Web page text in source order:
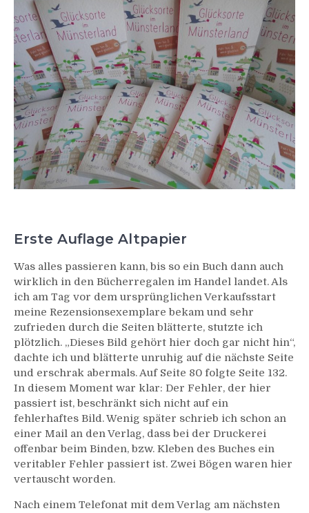
Erste Auflage Altpapier
Was alles passieren kann, bis so ein Buch dann auch
wirklich in den Bücherregalen im Handel landet. Als
ich am Tag vor dem ursprünglichen Verkaufsstart
meine Rezensionsexemplare bekam und sehr
zufrieden durch die Seiten blätterte, stutzte ich
plötzlich. „Dieses Bild gehört hier doch gar nicht hin“,
dachte ich und blätterte unruhig auf die nächste Seite
und erschrak abermals. Auf Seite 80 folgte Seite 132.
In diesem Moment war klar: Der Fehler, der hier
passiert ist, beschränkt sich nicht auf ein
fehlerhaftes Bild. Wenig später schrieb ich schon an
einer Mail an den Verlag, dass bei der Druckerei
offenbar beim Binden, bzw. Kleben des Buches ein
veritabler Fehler passiert ist. Zwei Bögen waren hier
vertauscht worden.
Nach einem Telefonat mit dem Verlag am nächsten